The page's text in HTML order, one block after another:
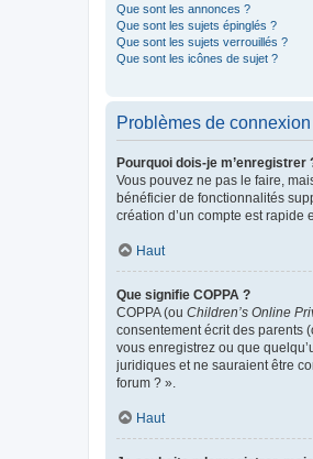
Que sont les annonces ?
Que sont les sujets épinglés ?
Que sont les sujets verrouillés ?
Que sont les icônes de sujet ?
Problèmes de
Pourquoi dois-je m’enregistrer
Vous pouvez ne pas le faire,
bénéficier de fonctionnalités
création d’un compte est rapide
Haut
Que signifie COPPA ?
COPPA (ou Children’s Online
consentement écrit des parents
vous enregistrez ou que
juridiques et ne sauraient être
forum ? ».
Haut